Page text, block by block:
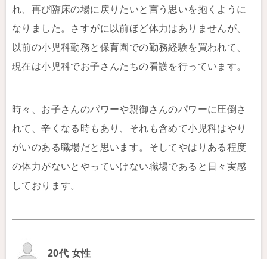
れ、再び臨床の場に戻りたいと言う思いを抱くように
なりました。さすがに以前ほど体力はありませんが、
以前の小児科勤務と保育園での勤務経験を買われて、
現在は小児科でお子さんたちの看護を行っています。
時々、お子さんのパワーや親御さんのパワーに圧倒さ
れて、辛くなる時もあり、それも含めて小児科はやり
がいのある職場だと思います。そしてやはりある程度
の体力がないとやっていけない職場であると日々実感
しております。
20代 女性